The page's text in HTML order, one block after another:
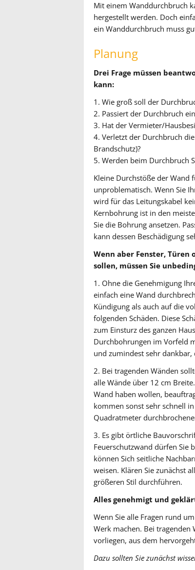
Mit einem Wanddurchbruch
hergestellt werden. Doch
ein Wanddurchbruch muss
Planung
Drei Frage müssen
kann:
1. Wie groß soll der
2. Passiert der Durchbruch
3. Hat der Vermieter/
4. Verletzt der Durchbruch
Brandschutz)?
5. Werden beim Durchbruch
Kleine Durchstöße der Wand
unproblematisch. Wenn Sie
wird für das Leitungskabel
Kernbohrung ist in den
Sie die Bohrung ansetzen.
kann dessen Beschädigung
Wenn aber Fenster, Türen
sollen, müssen Sie
1. Ohne die Genehmigung
einfach eine Wand
Kündigung als auch auf die
folgenden Schäden. Diese
zum Einsturz des ganzen
Durchbohrungen im Vorfeld
und zumindest sehr dankbar,
2. Bei tragenden Wänden
alle Wände über 12 cm
Wand haben wollen,
kommen sonst sehr schnell
Quadratmeter
3. Es gibt örtliche
Feuerschutzwand dürfen Sie
können Sich seitliche
weisen. Klären Sie zunächst
größeren Stil durchführen.
Alles genehmigt und
Wenn Sie alle Fragen rund
Werk machen. Bei tragenden
vorliegen, aus dem
Dazu sollten Sie zunächst